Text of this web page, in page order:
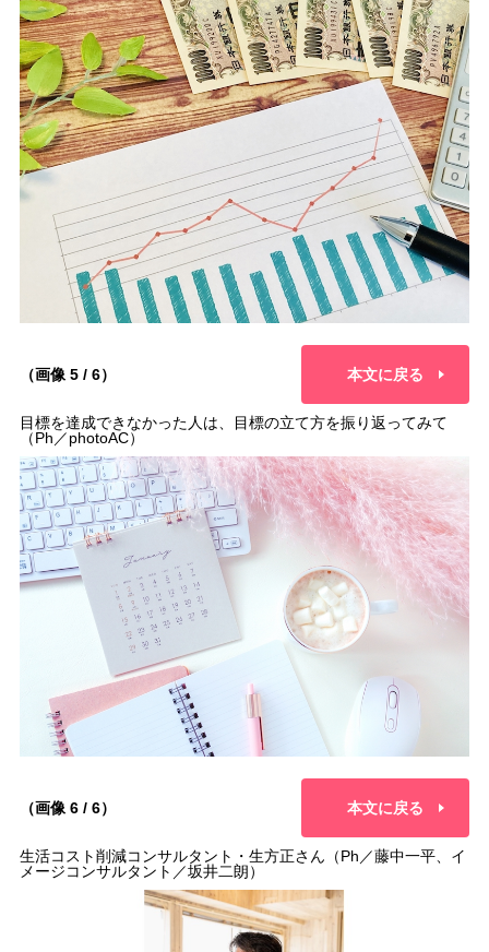
（画像 5 / 6） 本文に戻る
目標を達成できなかった人は、目標の立て方を振り返ってみて
（Ph／photoAC）
（画像 6 / 6） 本文に戻る
生活コスト削減コンサルタント・生方正さん（Ph／藤中一平、イ
メージコンサルタント／坂井二朗）